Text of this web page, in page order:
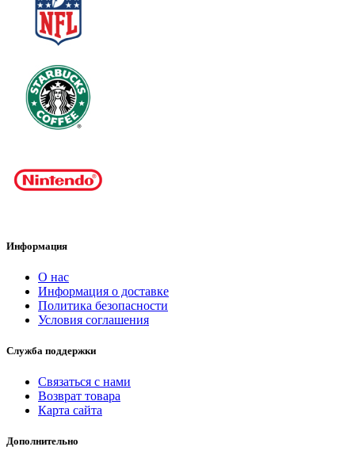
Информация
О нас
Информация о доставке
Политика безопасности
Условия соглашения
Служба поддержки
Связаться с нами
Возврат товара
Карта сайта
Дополнительно